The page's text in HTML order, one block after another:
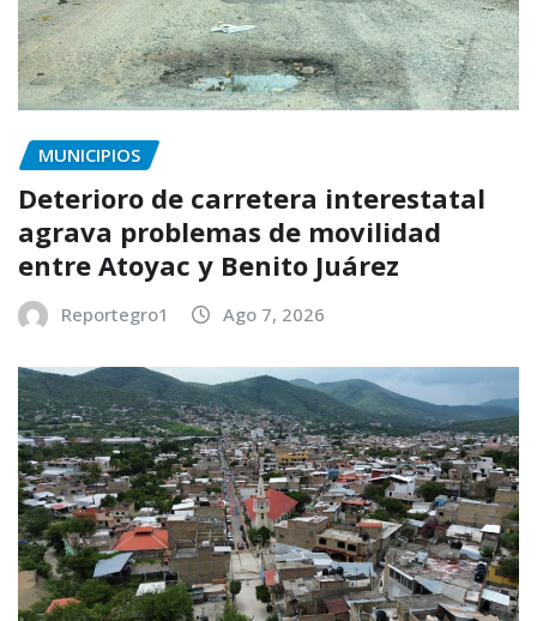
MUNICIPIOS
Deterioro de carretera interestatal
agrava problemas de movilidad
entre Atoyac y Benito Juárez
Reportegro1 Ago 7, 2026